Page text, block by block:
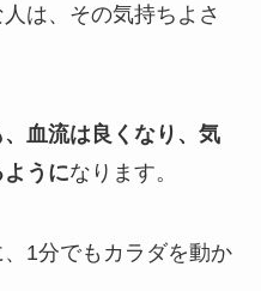
は、その気持ちよさ
血流は良くなり、気
うになります。
1分でもカラダを動か